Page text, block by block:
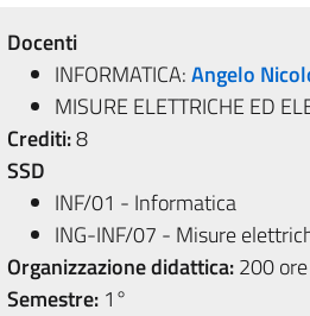
Docenti
INFORMATICA:Angelo
MISURE ELETTRICHE ED
Crediti:8
SSD
INF/01 - Informatica
ING-INF/07 - Misure
Organizzazione didattica:200 ore
Semestre:1°